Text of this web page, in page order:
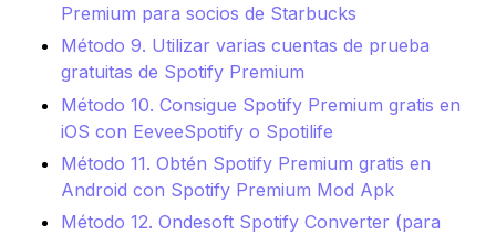
Premium para socios de Starbucks
Método 9. Utilizar varias cuentas de prueba
gratuitas de Spotify Premium
Método 10. Consigue Spotify Premium gratis en
iOS con EeveeSpotify o Spotilife
Método 11. Obtén Spotify Premium gratis en
Android con Spotify Premium Mod Apk
Método 12. Ondesoft Spotify Converter (para